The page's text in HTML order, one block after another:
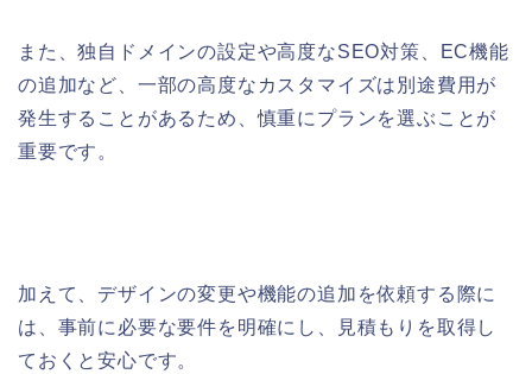
また、独自ドメインの設定や高度なSEO対策、EC機能
の追加など、一部の高度なカスタマイズは別途費用が
発生することがあるため、慎重にプランを選ぶことが
重要です。
加えて、デザインの変更や機能の追加を依頼する際に
は、事前に必要な要件を明確にし、見積もりを取得し
ておくと安心です。